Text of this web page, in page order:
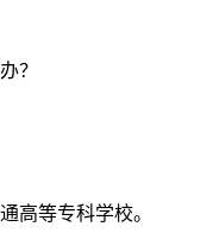
？
高等专科学校。